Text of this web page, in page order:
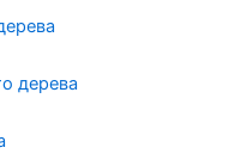
дерева